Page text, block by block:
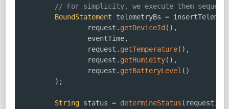
// For simplicity, we execute them
BoundStatement telemetryBs =
                request
. getDeviceId ( ) ,
                eventTime
,
                request
. getTemperature( ) ,
                request
. getHumidity( ) ,
                request
. getBatteryLevel ( )
) ;
String status = determineStatus ( request)